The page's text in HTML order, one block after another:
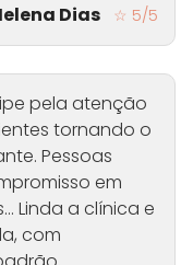
Dias
☆ 5/5
pela atenção
tornando o
Pessoas
em
Linda a clínica e
com